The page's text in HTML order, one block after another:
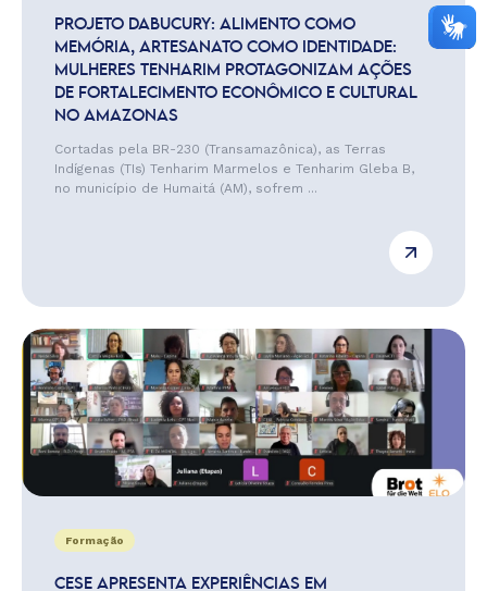
PROJETO DABUCURY: ALIMENTO COMO
MEMÓRIA, ARTESANATO COMO IDENTIDADE:
MULHERES TENHARIM PROTAGONIZAM AÇÕES
DE FORTALECIMENTO ECONÔMICO E CULTURAL
NO AMAZONAS
Cortadas pela BR-230 (Transamazônica), as Terras
Indígenas (TIs) Tenharim Marmelos e Tenharim Gleba B,
no município de Humaitá (AM), sofrem ...
Formação
CESE APRESENTA EXPERIÊNCIAS EM